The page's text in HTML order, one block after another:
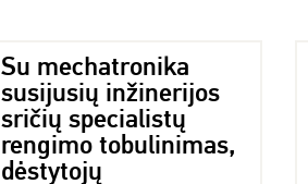
Su mechatronika
susijusių inžinerijos
sričių specialistų
rengimo tobulinimas,
dėstytojų